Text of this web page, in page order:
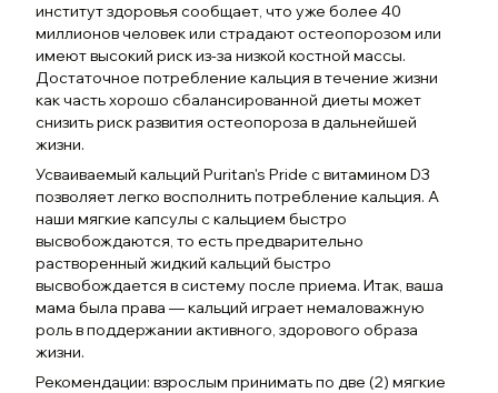
институт здоровья сообщает, что уже более 40
миллионов человек или страдают остеопорозом или
имеют высокий риск из-за низкой костной массы.
Достаточное потребление кальция в течение жизни
как часть хорошо сбалансированной диеты может
снизить риск развития остеопороза в дальнейшей
жизни.
Усваиваемый кальций Puritan's Pride с витамином D3
позволяет легко восполнить потребление кальция. А
наши мягкие капсулы с кальцием быстро
высвобождаются, то есть предварительно
растворенный жидкий кальций быстро
высвобождается в систему после приема. Итак, ваша
мама была права — кальций играет немаловажную
роль в поддержании активного, здорового образа
жизни.
Рекомендации: взрослым принимать по две (2) мягкие